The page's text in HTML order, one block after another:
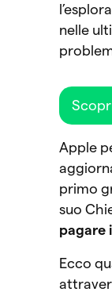
nelle
Apple
primo
suo
pagare
Ecco